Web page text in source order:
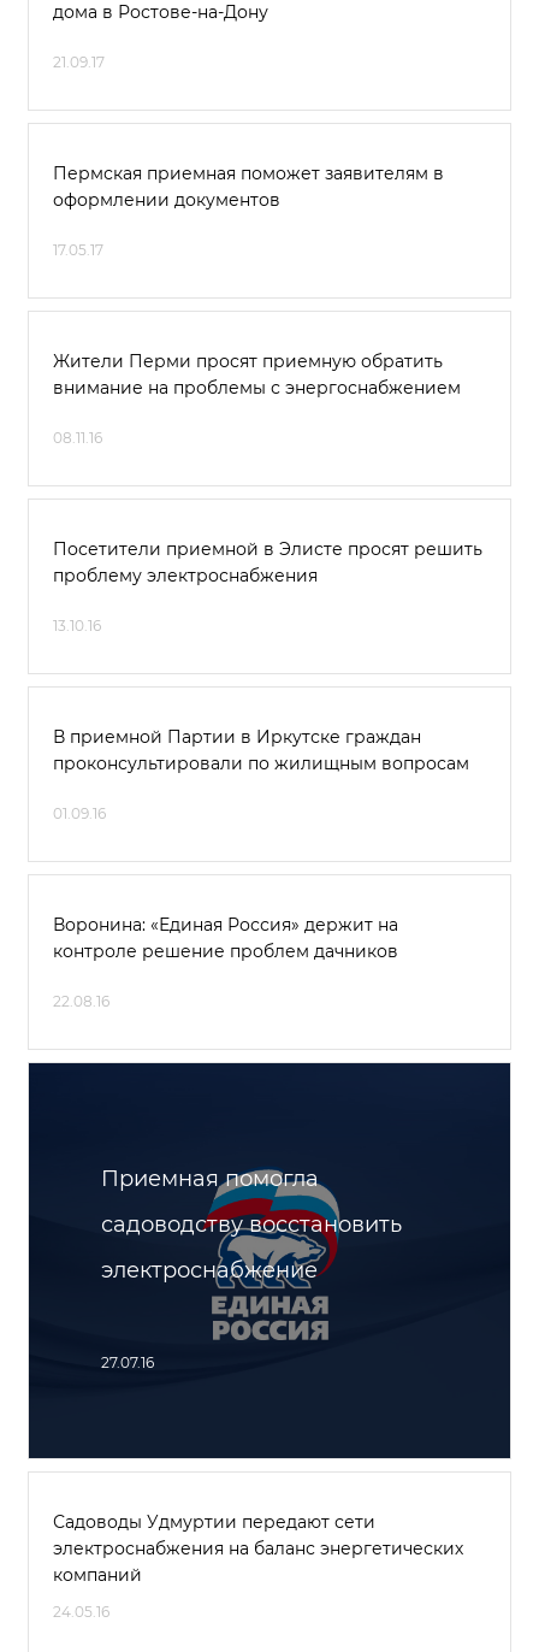
дома в Ростове-на-Дону
21.09.17
Пермская приемная поможет заявителям в
оформлении документов
17.05.17
Жители Перми просят приемную обратить
внимание на проблемы с энергоснабжением
08.11.16
Посетители приемной в Элисте просят решить
проблему электроснабжения
13.10.16
В приемной Партии в Иркутске граждан
проконсультировали по жилищным вопросам
01.09.16
Воронина: «Единая Россия» держит на
контроле решение проблем дачников
22.08.16
Приемная помогла
садоводству восстановить
электроснабжение
27.07.16
Садоводы Удмуртии передают сети
электроснабжения на баланс энергетических
компаний
24.05.16